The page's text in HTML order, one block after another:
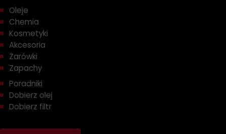
Oleje
Chemia
Kosmetyki
Akcesoria
Żarówki
Zapachy
Poradniki
Dobierz olej
Dobierz filtr